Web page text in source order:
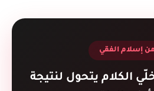
من إسلام الفقي
الكلام يتحول لنتيجة